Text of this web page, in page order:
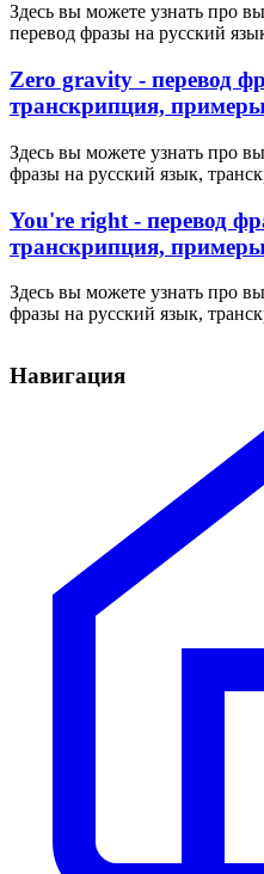
Здесь вы можете узнать про
перевод фразы на русский
Zero gravity - перевод
транскрипция,
Здесь вы можете узнать про
фразы на русский язык,
You're right - перевод
транскрипция,
Здесь вы можете узнать про
фразы на русский язык,
Навигация